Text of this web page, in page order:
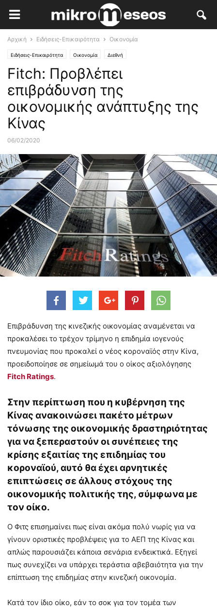
Αρχική Ειδήσεις-Επικαιρότητα Οικονομία
Ειδήσεις-Επικαιρότητα Οικονομία Διεθνή
Fitch: Προβλέπει
επιβράδυνση της
οικονομικής ανάπτυξης της
Κίνας
06/02/2020
Επιβράδυνση της κινεζικής οικονομίας αναμένεται να
προκαλέσει το τρέχον τρίμηνο η επιδημία ιογενούς
πνευμονίας που προκαλεί ο νέος κοροναϊός στην Κίνα,
προειδοποίησε σε σημείωμά του ο οίκος αξιολόγησης
Fitch Ratings.
Στην περίπτωση που η κυβέρνηση της
Κίνας ανακοινώσει πακέτο μέτρων
τόνωσης της οικονομικής δραστηριότητας
για να ξεπεραστούν οι συνέπειες της
κρίσης εξαιτίας της επιδημίας του
κοροναϊού, αυτό θα έχει αρνητικές
επιπτώσεις σε άλλους στόχους της
οικονομικής πολιτικής της, σύμφωνα με
τον οίκο.
Ο Φιτς επισημαίνει πως είναι ακόμα πολύ νωρίς για να
γίνουν οριστικές προβλέψεις για το ΑΕΠ της Κίνας και
απλώς παρουσιάζει κάποια σενάρια ενδεικτικά. Εξηγεί
πως συνεχίζει να υπάρχει τεράστια αβεβαιότητα για την
επίπτωση της επιδημίας στην κινεζική οικονομία.
Κατά τον ίδιο οίκο, εάν το σοκ για τον τομέα των